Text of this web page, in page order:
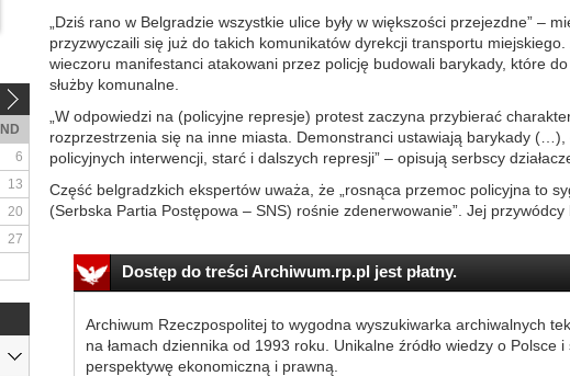
„Dziś rano w Belgradzie wszystkie ulice były w większości przejezdne” –
przyzwyczaili się już do takich komunikatów dyrekcji transportu
wieczoru manifestanci atakowani przez policję budowali barykady, które
służby komunalne.
„W odpowiedzi na (policyjne represje) protest zaczyna przybierać
rozprzestrzenia się na inne miasta. Demonstranci ustawiają barykady (…),
policyjnych interwencji, starć i dalszych represji” – opisują serbscy
Część belgradzkich ekspertów uważa, że „rosnąca przemoc policyjna to
(Serbska Partia Postępowa – SNS) rośnie zdenerwowanie”. Jej przywódcy
Dostęp do treści Archiwum.rp.pl jest płatny.
Archiwum Rzeczpospolitej to wygodna wyszukiwarka archiwalnych
na łamach dziennika od 1993 roku. Unikalne źródło wiedzy o Polsce
perspektywę ekonomiczną i prawną.
ND
6
13
20
27